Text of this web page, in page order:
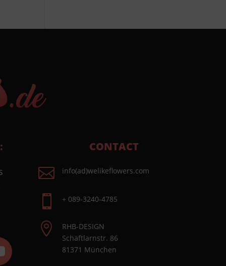
CONTACT
 info(ad)welikeflowers.com
 + 089-3240-4785

RHB-DESIGN
Schäftlarnstr. 86
81371 München